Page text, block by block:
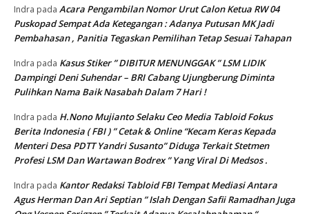
Indra pada Acara Pengambilan Nomor Urut Calon Ketua RW 04
Puskopad Sempat Ada Ketegangan : Adanya Putusan MK Jadi
Pembahasan , Panitia Tegaskan Pemilihan Tetap Sesuai Tahapan
Indra pada Kasus Stiker ” DIBITUR MENUNGGAK ” LSM LIDIK
Dampingi Deni Suhendar – BRI Cabang Ujungberung Diminta
Pulihkan Nama Baik Nasabah Dalam 7 Hari !
Indra pada H.Nono Mujianto Selaku Ceo Media Tabloid Fokus
Berita Indonesia ( FBI ) ” Cetak & Online “Kecam Keras Kepada
Menteri Desa PDTT Yandri Susanto” Diduga Terkait Stetmen
Profesi LSM Dan Wartawan Bodrex ” Yang Viral Di Medsos .
Indra pada Kantor Redaksi Tabloid FBI Tempat Mediasi Antara
Agus Herman Dan Ari Septian ” Islah Dengan Safii Ramadhan Juga